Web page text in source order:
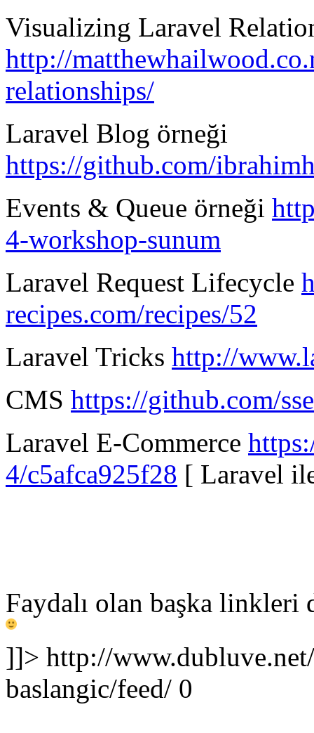
Visualizing Laravel
http://
relationships/
Laravel Blog örneği
https://github.com/
Events & Queue örneği
4-workshop-sunum
Laravel Request Lifecycle
recipes.com/recipes/52
Laravel Tricks http://
CMS https://github.com/
Laravel E-Commerce
4/c5afca925f28 [ Laravel
Faydalı olan başka
]]> http://
baslangic/feed/ 0